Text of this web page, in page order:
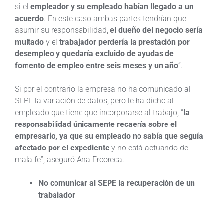
si el empleador y su empleado habían llegado a un
acuerdo. En este caso ambas partes tendrían que
asumir su responsabilidad, el dueño del negocio sería
multado y el trabajador perdería la prestación por
desempleo y quedaría excluido de ayudas de
fomento de empleo entre seis meses y un año“.
Si por el contrario la empresa no ha comunicado al
SEPE la variación de datos, pero le ha dicho al
empleado que tiene que incorporarse al trabajo, “la
responsabilidad únicamente recaería sobre el
empresario, ya que su empleado no sabía que seguía
afectado por el expediente y no está actuando de
mala fe”, aseguró Ana Ercoreca.
No comunicar al SEPE la recuperación de un
trabajador